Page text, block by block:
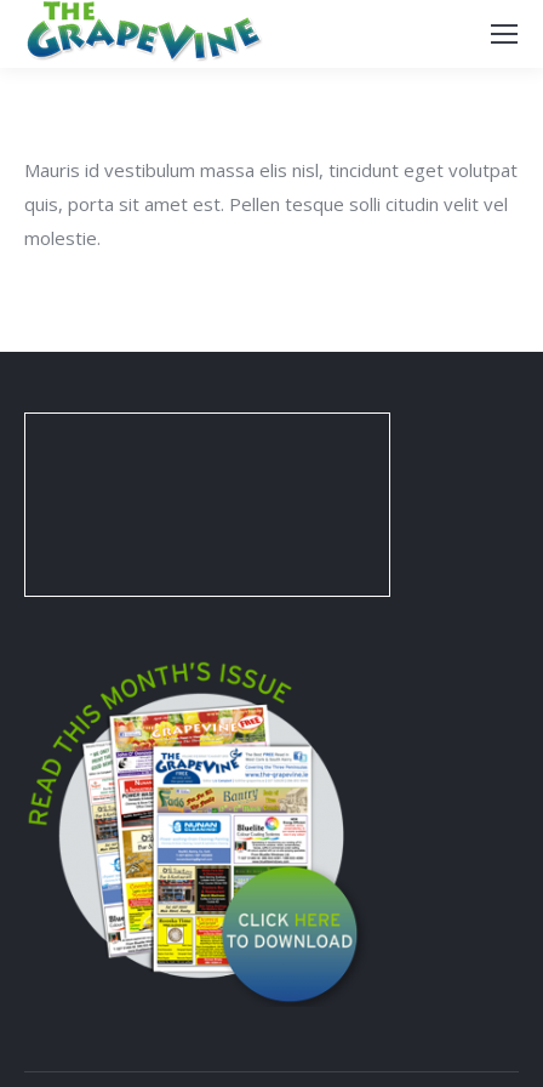
Mauris id vestibulum massa elis nisl, tincidunt eget volutpat
quis, porta sit amet est. Pellen tesque solli citudin velit vel
molestie.